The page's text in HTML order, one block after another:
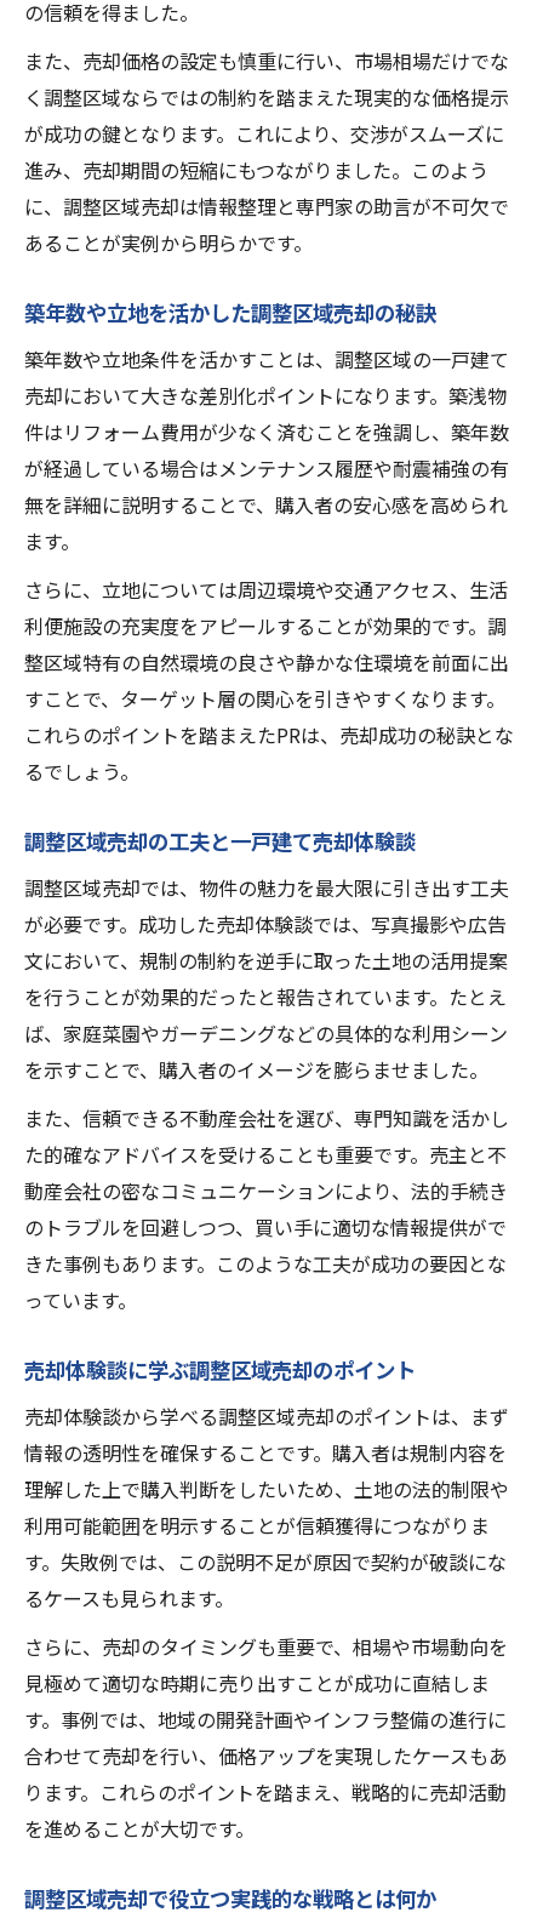
の信頼を得ました。
また、売却価格の設定も慎重に行い、市場相場だけでな
く調整区域ならではの制約を踏まえた現実的な価格提示
が成功の鍵となります。これにより、交渉がスムーズに
進み、売却期間の短縮にもつながりました。このよう
に、調整区域売却は情報整理と専門家の助言が不可欠で
あることが実例から明らかです。
築年数や立地を活かした調整区域売却の秘訣
築年数や立地条件を活かすことは、調整区域の一戸建て
売却において大きな差別化ポイントになります。築浅物
件はリフォーム費用が少なく済むことを強調し、築年数
が経過している場合はメンテナンス履歴や耐震補強の有
無を詳細に説明することで、購入者の安心感を高められ
ます。
さらに、立地については周辺環境や交通アクセス、生活
利便施設の充実度をアピールすることが効果的です。調
整区域特有の自然環境の良さや静かな住環境を前面に出
すことで、ターゲット層の関心を引きやすくなります。
これらのポイントを踏まえたPRは、売却成功の秘訣とな
るでしょう。
調整区域売却の工夫と一戸建て売却体験談
調整区域売却では、物件の魅力を最大限に引き出す工夫
が必要です。成功した売却体験談では、写真撮影や広告
文において、規制の制約を逆手に取った土地の活用提案
を行うことが効果的だったと報告されています。たとえ
ば、家庭菜園やガーデニングなどの具体的な利用シーン
を示すことで、購入者のイメージを膨らませました。
また、信頼できる不動産会社を選び、専門知識を活かし
た的確なアドバイスを受けることも重要です。売主と不
動産会社の密なコミュニケーションにより、法的手続き
のトラブルを回避しつつ、買い手に適切な情報提供がで
きた事例もあります。このような工夫が成功の要因とな
っています。
売却体験談に学ぶ調整区域売却のポイント
売却体験談から学べる調整区域売却のポイントは、まず
情報の透明性を確保することです。購入者は規制内容を
理解した上で購入判断をしたいため、土地の法的制限や
利用可能範囲を明示することが信頼獲得につながりま
す。失敗例では、この説明不足が原因で契約が破談にな
るケースも見られます。
さらに、売却のタイミングも重要で、相場や市場動向を
見極めて適切な時期に売り出すことが成功に直結しま
す。事例では、地域の開発計画やインフラ整備の進行に
合わせて売却を行い、価格アップを実現したケースもあ
ります。これらのポイントを踏まえ、戦略的に売却活動
を進めることが大切です。
調整区域売却で役立つ実践的な戦略とは何か